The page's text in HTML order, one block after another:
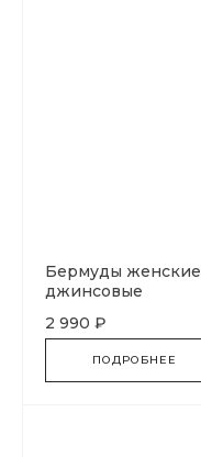
Бермуды женские
джинсовые
2 990 ₽
ПОДРОБНЕЕ